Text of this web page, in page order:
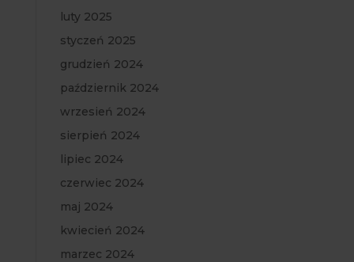
luty 2025
styczeń 2025
grudzień 2024
październik 2024
wrzesień 2024
sierpień 2024
lipiec 2024
czerwiec 2024
maj 2024
kwiecień 2024
marzec 2024